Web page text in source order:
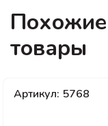
Похожие
товары
Артикул: 5768